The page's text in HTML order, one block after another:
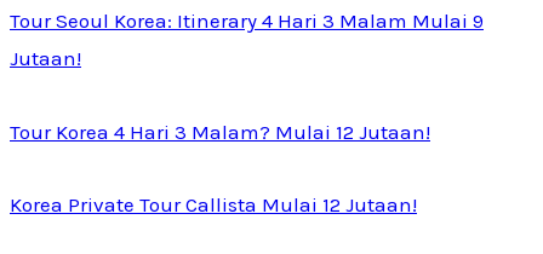
Tour Seoul Korea: Itinerary 4 Hari 3 Malam Mulai 9
Jutaan!
Tour Korea 4 Hari 3 Malam? Mulai 12 Jutaan!
Korea Private Tour Callista Mulai 12 Jutaan!